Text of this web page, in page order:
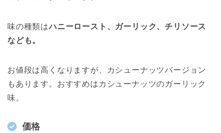
味の種類はハニーロースト、ガーリック、チリソース
なども。
お値段は高くなりますが、カシューナッツバージョン
もあります。おすすめはカシューナッツのガーリック
味。
価格